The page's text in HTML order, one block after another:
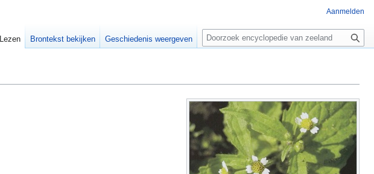
Aanmelden
Lezen Brontekst bekijken Geschiedenis weergeven
Z
e